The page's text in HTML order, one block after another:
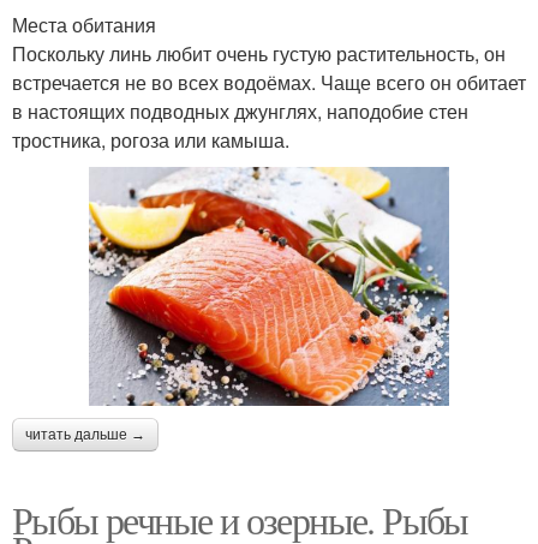
Места обитания
Поскольку линь любит очень густую растительность, он
встречается не во всех водоёмах. Чаще всего он обитает
в настоящих подводных джунглях, наподобие стен
тростника, рогоза или камыша.
читать дальше →
Рыбы речные и озерные. Рыбы